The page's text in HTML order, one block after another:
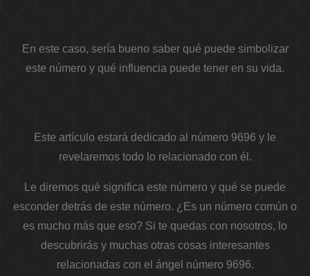
En este caso, sería bueno saber qué puede simbolizar
este número y qué influencia puede tener en su vida.
Este artículo estará dedicado al número 9696 y le
revelaremos todo lo relacionado con él.
Le diremos qué significa este número y qué se puede
esconder detrás de este número. ¿Es un número común o
es mucho más que eso? Si te quedas con nosotros, lo
descubrirás y muchas otras cosas interesantes
relacionadas con el ángel número 9696.